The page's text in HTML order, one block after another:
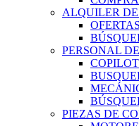
ALQUILER
OFERTAS
PERSONAL
PIEZAS DE